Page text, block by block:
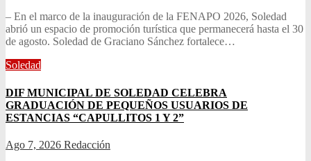
– En el marco de la inauguración de la FENAPO 2026, Soledad
abrió un espacio de promoción turística que permanecerá hasta el 30
de agosto. Soledad de Graciano Sánchez fortalece…
Soledad
DIF MUNICIPAL DE SOLEDAD CELEBRA
GRADUACIÓN DE PEQUEÑOS USUARIOS DE
ESTANCIAS “CAPULLITOS 1 Y 2”
Ago 7, 2026 Redacción